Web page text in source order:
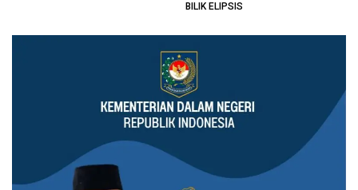
BILIK ELIPSIS